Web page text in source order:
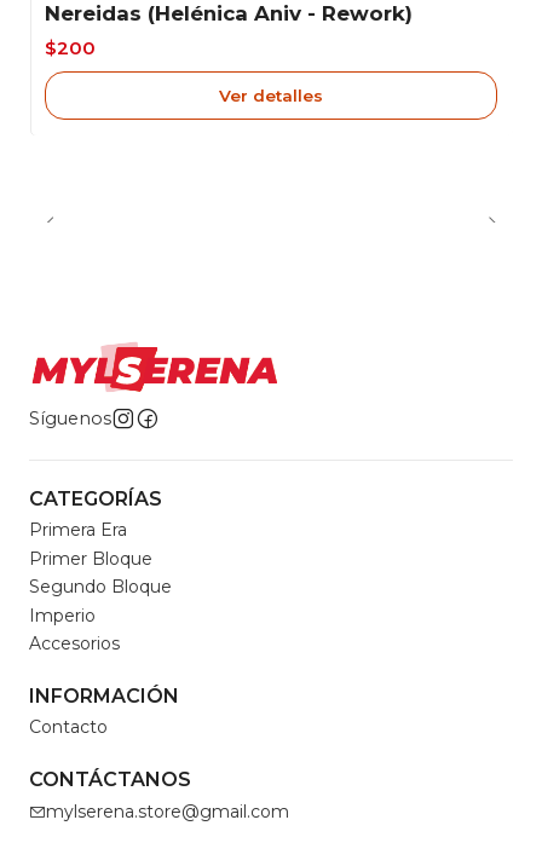
-33%
Agotado
Nereidas (Helénica Aniv - Rework)
$200
Ver detalles
Síguenos
CATEGORÍAS
Primera Era
Primer Bloque
Segundo Bloque
Imperio
Accesorios
INFORMACIÓN
Contacto
CONTÁCTANOS
mylserena.store@gmail.com